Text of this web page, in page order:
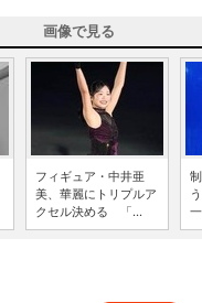
画像で見る
フィギュア・中井亜
美、華麗にトリプルア
クセル決める 「...